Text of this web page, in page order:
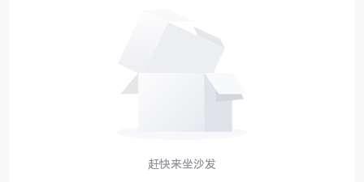
赶快来坐沙发